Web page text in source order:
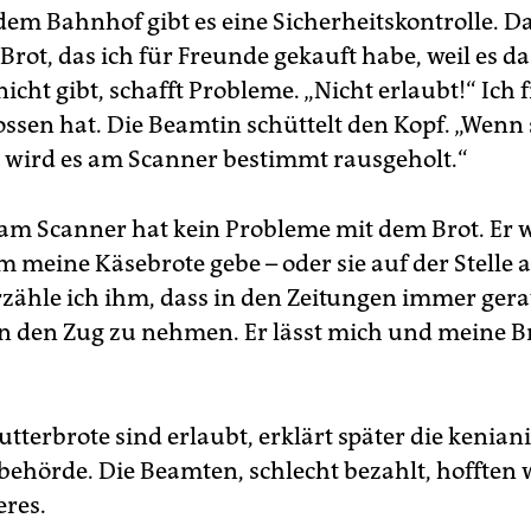
Bahnhof gibt es eine Sicherheitskontrolle.
das ich für Freunde gekauft habe, weil es
gibt, schafft Probleme. „Nicht erlaubt!“ Ich
hat. Die Beamtin schüttelt den Kopf. „Wenn
es am Scanner bestimmt rausgeholt.“
Scanner hat kein Probleme mit dem Brot. Er
meine ­Käsebrote gebe – oder sie auf der Stelle
ich ihm, dass in den Zeitungen immer
den Zug zu nehmen. Er lässt mich und meine
sind erlaubt, erklärt später die
Die Beamten, schlecht bezahlt, hofften